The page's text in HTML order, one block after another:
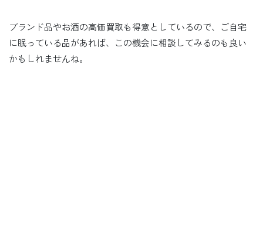
ブランド品やお酒の高価買取も得意としているので、ご自宅
に眠っている品があれば、この機会に相談してみるのも良い
かもしれませんね。